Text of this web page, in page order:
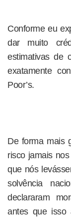
Conforme eu
dar muito
estimativas de
exatamente
Poor’s.
De forma mais
risco jamais
que nós
solvência
declararam
antes que isso